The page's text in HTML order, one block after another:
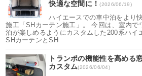
快適な空間に！(2026/06/19)
ハイエースでの車中泊をより
施工「SHカーテン施工」。 今回は、室内で
泊が楽しめるようにカスタムした200系ハイ
SHカーテンとSH
トランポの機能性を高める
カスタム(2026/06/04)